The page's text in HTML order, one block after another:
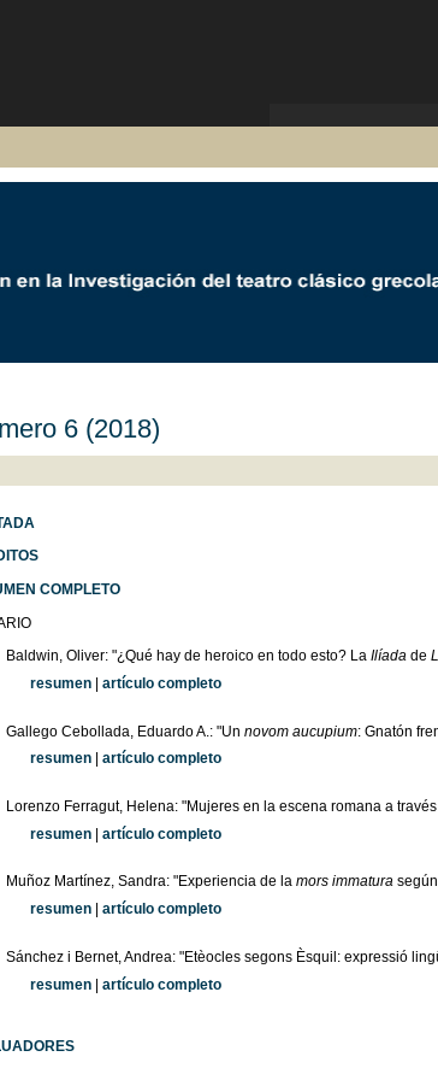
6 (2018)
COMPLETO
Baldwin, Oliver: "¿Qué hay de heroico en todo esto? La Ilíadade
resumen| artículo completo
Gallego Cebollada, Eduardo A.: "Un novom aucupium: Gnatón
resumen| artículo completo
Lorenzo Ferragut, Helena: "Mujeres en la escena romana a
resumen| artículo completo
Muñoz Martínez, Sandra: "Experiencia de la mors immaturasegún
resumen| artículo completo
Sánchez i Bernet, Andrea: "Etèocles segons Èsquil: expressió
resumen| artículo completo